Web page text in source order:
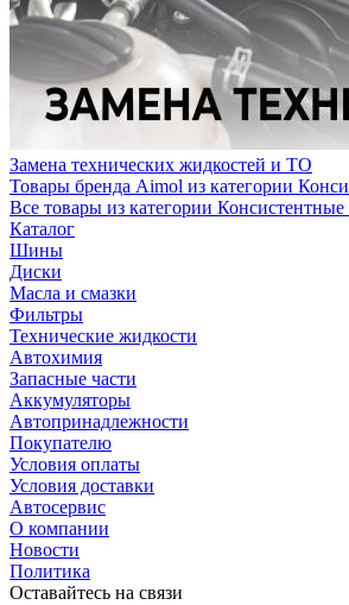
Замена технических жидкостей и ТО
Товары бренда Aimol из категории
Все товары из категории Консистентные
Каталог
Шины
Диски
Масла и смазки
Фильтры
Технические жидкости
Автохимия
Запасные части
Аккумуляторы
Автопринадлежности
Покупателю
Условия оплаты
Условия доставки
Автосервис
О компании
Новости
Политика
Оставайтесь на связи